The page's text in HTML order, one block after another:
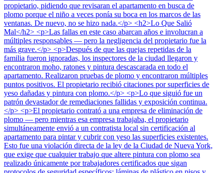
propietario, pidiendo que revisaran el apartamento en busca de
plomo porque el niño a veces ponía su boca en los marcos de las
ventanas. De nuevo, no se hizo nada.</p> <h2>Lo Que Salió
Mal</h2> <p>Las fallas en este caso abarcan años e involucran a
múltiples responsables — pero la negligencia del propietario fue la
más grave.</p> <p>Después de que las quejas repetidas de la
familia fueron ignoradas, los inspectores de la ciudad llegaron y
encontraron moho, ratones y pintura descascarada en todo el
apartamento. Realizaron pruebas de plomo y encontraron múltiples
puntos positivos. El propietario recibió citaciones por superficies de
yeso dañadas y pintura con plomo.</p> <p>Lo que siguió fue un
patrón devastador de remediaciones fallidas y exposición continua.
</p> <p>El propietario contrató a una empresa de eliminación de
plomo — pero mientras esa empresa trabajaba, el propietario
simultáneamente envió a un contratista local sin certificación al
apartamento para pintar y cubrir con yeso las superficies existentes.
Esto fue una violación directa de la ley de la Ciudad de Nueva York,
que exige que cualquier trabajo que altere pintura con plomo sea
realizado únicamente por trabajadores certificados que sigan